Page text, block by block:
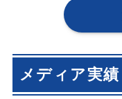
メディア実績